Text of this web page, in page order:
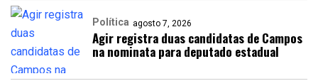
Política agosto 7, 2026
Agir registra duas candidatas de Campos
na nominata para deputado estadual